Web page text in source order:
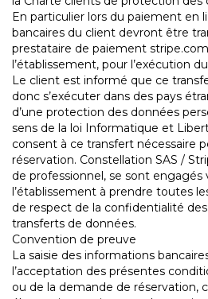
En particulier lors du paiement en
bancaires du client devront être
prestataire de paiement
l’établissement, pour l’exécution
Le client est informé que ce
donc s’exécuter dans des pays
d’une protection des données
sens de la loi Informatique et
consent à ce transfert nécessaire
réservation. Constellation SAS /
de professionnel, se sont engagés
l’établissement à prendre toutes
de respect de la confidentialité
transferts de données.
Convention de preuve
La saisie des informations
l’acceptation des présentes
ou de la demande de réservation,